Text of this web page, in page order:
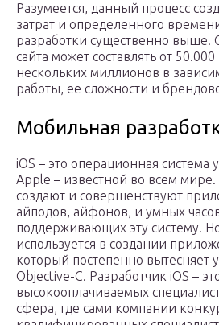
Разумеется, данный процесс
затрат и определенного
разработки существенно выше.
сайта может составлять от
нескольких миллионов в
работы, ее сложности и
Мобильная
iOS – это операционная система
Apple – известной во всем мире.
создают и совершенствуют
айподов, айфонов, и умных
поддерживающих эту систему.
используется в создании
который постепенно вытесняет
Objective-C. Разработчик iOS –
высокооплачиваемых
сфера, где сами компании